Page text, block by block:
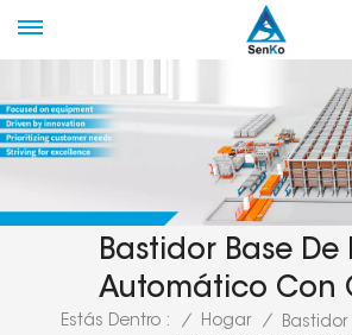
Bastidor Base De
Automático Con
Estás Dentro : / Hogar /
Bastidor